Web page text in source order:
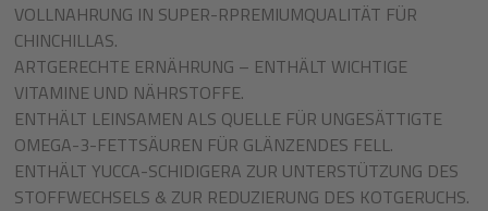
VOLLNAHRUNG IN SUPER-RPREMIUMQUALITÄT FÜR
CHINCHILLAS.
ARTGERECHTE ERNÄHRUNG – ENTHÄLT WICHTIGE
VITAMINE UND NÄHRSTOFFE.
ENTHÄLT LEINSAMEN ALS QUELLE FÜR UNGESÄTTIGTE
OMEGA-3-FETTSÄUREN FÜR GLÄNZENDES FELL.
ENTHÄLT YUCCA-SCHIDIGERA ZUR UNTERSTÜTZUNG DES
STOFFWECHSELS & ZUR REDUZIERUNG DES KOTGERUCHS.